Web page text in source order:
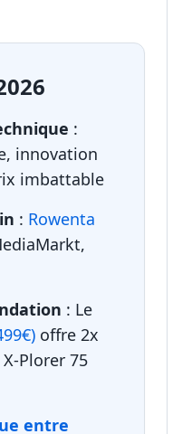
:
innovation
imbattable
: Rowenta
: Le
offre 2x
Plorer 75
entre